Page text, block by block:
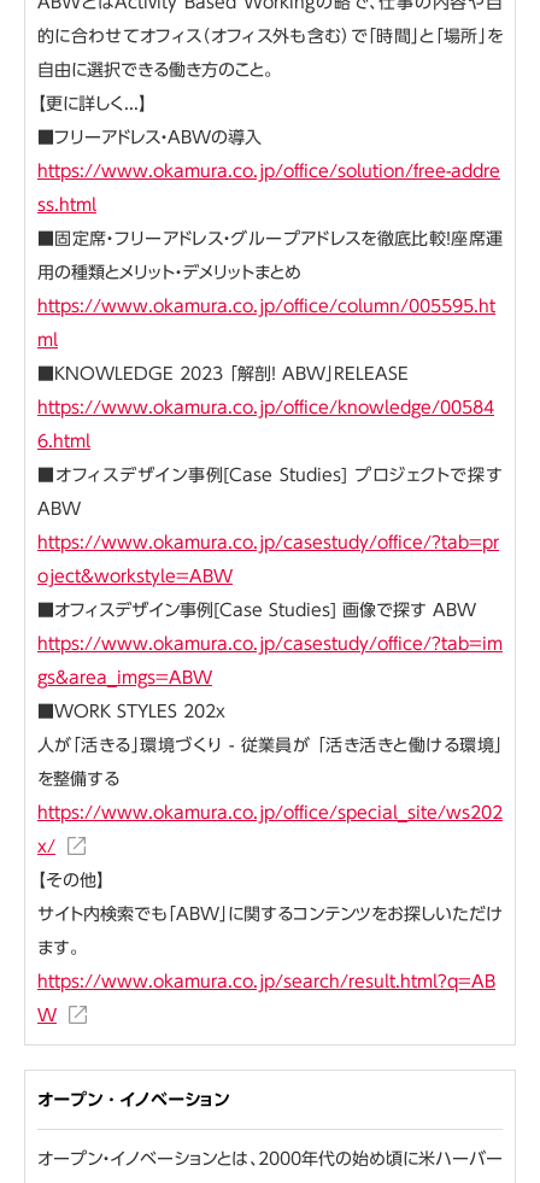
的に合わせてオフィス（オフィス外も含む）で「時間」と「場所」を
自由に選択できる働き方のこと。
【更に詳しく...】
■フリーアドレス・ABWの導入
https://www.okamura.co.jp/office/solution/free-addre
ss.html
■固定席・フリーアドレス・グループアドレスを徹底比較！座席運
用の種類とメリット・デメリットまとめ
https://www.okamura.co.jp/office/column/005595.ht
ml
■KNOWLEDGE 2023 「解剖！ ABW」RELEASE
https://www.okamura.co.jp/office/knowledge/00584
6.html
■オフィスデザイン事例[Case Studies] プロジェクトで探す
ABW
https://www.okamura.co.jp/casestudy/office/?tab=pr
oject&workstyle=ABW
■オフィスデザイン事例[Case Studies] 画像で探す ABW
https://www.okamura.co.jp/casestudy/office/?tab=im
gs&area_imgs=ABW
■WORK STYLES 202x
人が「活きる」環境づくり - 従業員が 「活き活きと働ける環境」
を整備する
https://www.okamura.co.jp/office/special_site/ws202
x/
【その他】
サイト内検索でも「ABW」に関するコンテンツをお探しいただけ
ます。
https://www.okamura.co.jp/search/result.html?q=AB
W
オープン・イノベーション
オープン・イノベーションとは、2000年代の始め頃に米ハーバー